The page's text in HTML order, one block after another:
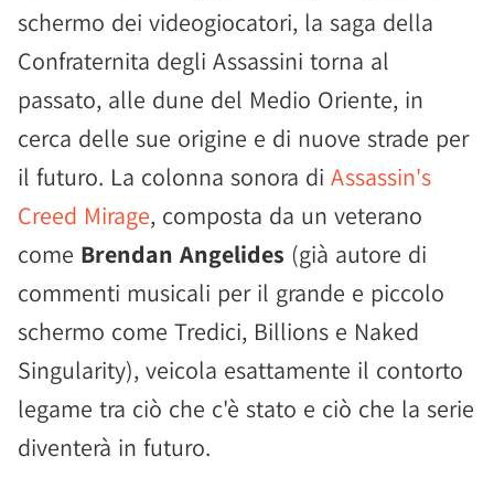
schermo dei videogiocatori, la saga della
Confraternita degli Assassini torna al
passato, alle dune del Medio Oriente, in
cerca delle sue origine e di nuove strade per
il futuro. La colonna sonora di Assassin's
Creed Mirage, composta da un veterano
come Brendan Angelides (già autore di
commenti musicali per il grande e piccolo
schermo come Tredici, Billions e Naked
Singularity), veicola esattamente il contorto
legame tra ciò che c'è stato e ciò che la serie
diventerà in futuro.